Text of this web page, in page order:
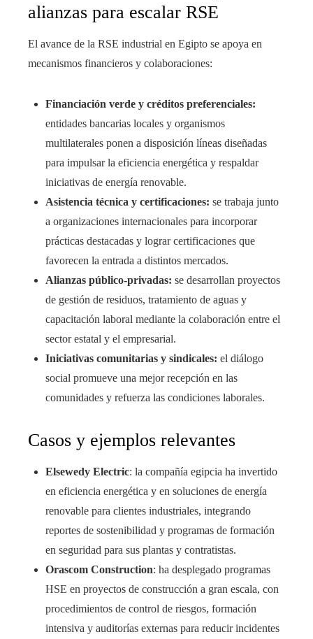
alianzas para escalar RSE
El avance de la RSE industrial en Egipto se apoya en
mecanismos financieros y colaboraciones:
Financiación verde y créditos preferenciales:
entidades bancarias locales y organismos
multilaterales ponen a disposición líneas diseñadas
para impulsar la eficiencia energética y respaldar
iniciativas de energía renovable.
Asistencia técnica y certificaciones: se trabaja junto
a organizaciones internacionales para incorporar
prácticas destacadas y lograr certificaciones que
favorecen la entrada a distintos mercados.
Alianzas público-privadas: se desarrollan proyectos
de gestión de residuos, tratamiento de aguas y
capacitación laboral mediante la colaboración entre el
sector estatal y el empresarial.
Iniciativas comunitarias y sindicales: el diálogo
social promueve una mejor recepción en las
comunidades y refuerza las condiciones laborales.
Casos y ejemplos relevantes
Elsewedy Electric: la compañía egipcia ha invertido
en eficiencia energética y en soluciones de energía
renovable para clientes industriales, integrando
reportes de sostenibilidad y programas de formación
en seguridad para sus plantas y contratistas.
Orascom Construction: ha desplegado programas
HSE en proyectos de construcción a gran escala, con
procedimientos de control de riesgos, formación
intensiva y auditorías externas para reducir incidentes